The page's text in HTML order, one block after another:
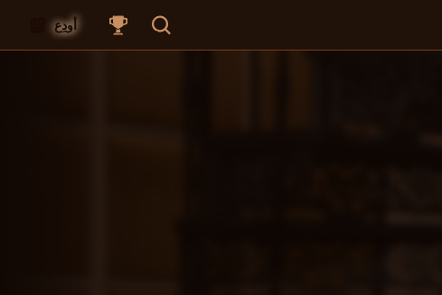
أودِع